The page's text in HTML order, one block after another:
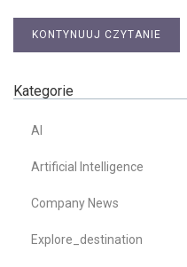
KONTYNUUJ CZYTANIE
Kategorie
AI
Artificial Intelligence
Company News
Explore_destination